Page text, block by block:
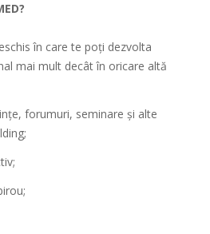
în care te poți dezvolta
mai mult decât în oricare altă
forumuri, seminare și alte